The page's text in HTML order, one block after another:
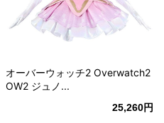
オーバーウォッチ2 Overwatch2
OW2 ジュノ...
25,260円